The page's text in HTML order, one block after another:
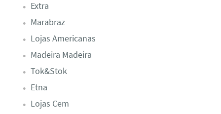
Extra
Marabraz
Lojas Americanas
Madeira Madeira
Tok&Stok
Etna
Lojas Cem